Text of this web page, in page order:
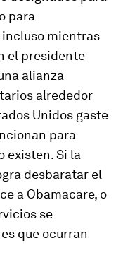
para
incluso mientras
el presidente
alianza
alrededor
Unidos gaste
para
existen. Si la
desbaratar el
a Obamacare, o
se
que ocurran